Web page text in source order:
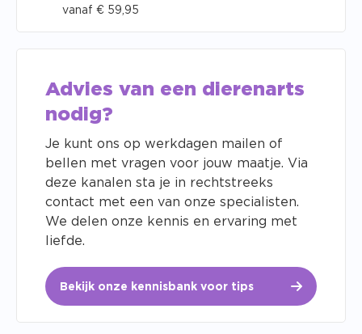
vanaf € 59,95
Advies van een dierenarts
nodig?
Je kunt ons op werkdagen mailen of
bellen met vragen voor jouw maatje. Via
deze kanalen sta je in rechtstreeks
contact met een van onze specialisten.
We delen onze kennis en ervaring met
liefde.
Bekijk onze kennisbank voor tips